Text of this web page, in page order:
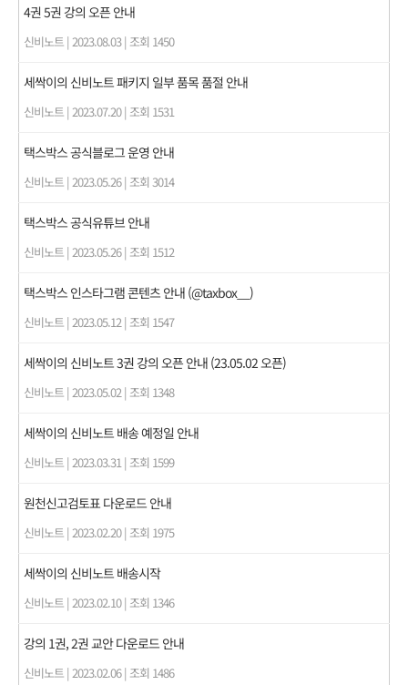
4권 5권 강의 오픈 안내
신비노트 | 2023.08.03 | 조회 1450
세싹이의 신비노트 패키지 일부 품목 품절 안내
신비노트 | 2023.07.20 | 조회 1531
택스박스 공식블로그 운영 안내
신비노트 | 2023.05.26 | 조회 3014
택스박스 공식유튜브 안내
신비노트 | 2023.05.26 | 조회 1512
택스박스 인스타그램 콘텐츠 안내 (@taxbox__)
신비노트 | 2023.05.12 | 조회 1547
세싹이의 신비노트 3권 강의 오픈 안내 (23.05.02 오픈)
신비노트 | 2023.05.02 | 조회 1348
세싹이의 신비노트 배송 예정일 안내
신비노트 | 2023.03.31 | 조회 1599
원천신고검토표 다운로드 안내
신비노트 | 2023.02.20 | 조회 1975
세싹이의 신비노트 배송시작
신비노트 | 2023.02.10 | 조회 1346
강의 1권, 2권 교안 다운로드 안내
신비노트 | 2023.02.06 | 조회 1486